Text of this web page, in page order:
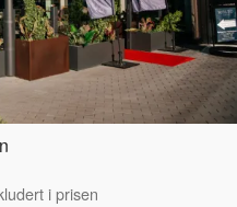
i prisen